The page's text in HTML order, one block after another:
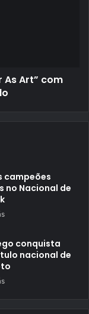
As Art” com
campeões
no Nacional de
conquista
nacional de